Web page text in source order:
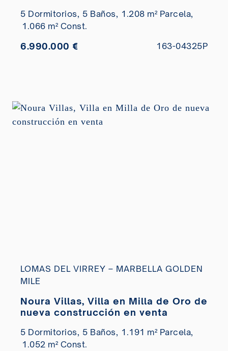
5 Dormitorios, 5 Baños, 1.208 m² Parcela,
1.066 m² Const.
6.990.000 € 163-04325P
LOMAS DEL VIRREY – MARBELLA GOLDEN
MILE
Noura Villas, Villa en Milla de Oro de
nueva construcción en venta
5 Dormitorios, 5 Baños, 1.191 m² Parcela,
1.052 m² Const.